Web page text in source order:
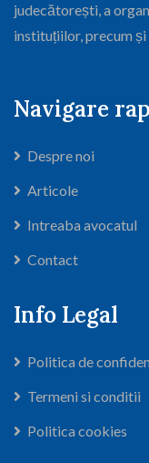
judecătorești, a
instituțiilor, precum
Navigare
Despre noi
Articole
Intreaba avocatul
Contact
Info Legal
Politica de
Termeni si conditii
Politica cookies